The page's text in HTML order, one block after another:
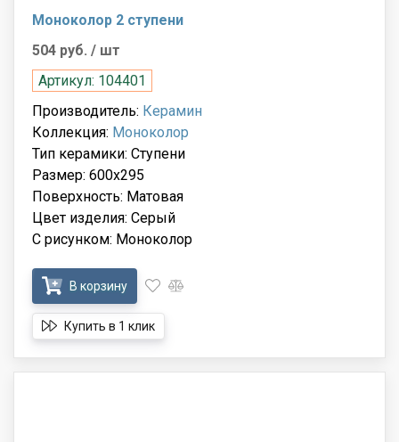
Моноколор 2 ступени
504 руб. / шт
Артикул: 104401
Производитель: Керамин
Коллекция: Моноколор
Тип керамики: Ступени
Размер: 600x295
Поверхность: Матовая
Цвет изделия: Серый
С рисунком: Моноколор
В корзину
Купить в 1 клик